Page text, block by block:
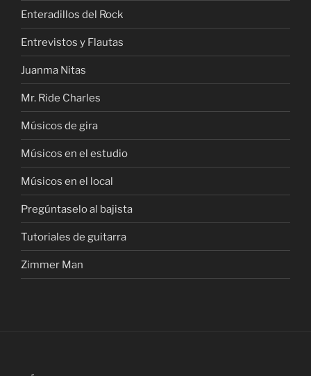
Enteradillos del Rock
Entrevistos y Flautas
Juanma Nitas
Mr. Ride Charles
Músicos de gira
Músicos en el estudio
Músicos en el local
Pregúntaselo al bajista
Tutoriales de guitarra
Zimmer Man